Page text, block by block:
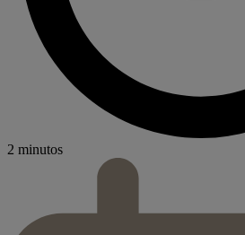
2 minutos